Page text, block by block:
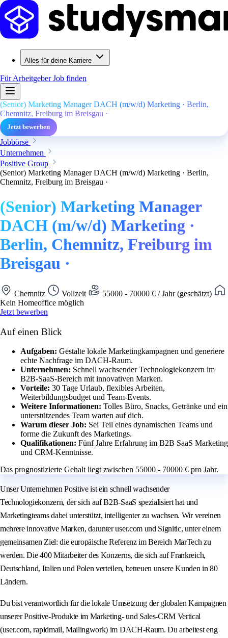
Alles für deine Karriere
Für ArbeitgeberJob finden
(Senior) Marketing Manager DACH (m/w/d) Marketing · Berlin,
Chemnitz, Freiburg im Breisgau ·
Jetzt bewerben
Jobbörse
Unternehmen
Positive Group
(Senior) Marketing Manager DACH (m/w/d) Marketing · Berlin,
Chemnitz, Freiburg im Breisgau ·
(Senior) Marketing Manager
DACH (m/w/d) Marketing ·
Berlin, Chemnitz, Freiburg im
Breisgau ·
Chemnitz Vollzeit
55000 - 70000 € / Jahr (geschätzt)
Kein Homeoffice möglich
Jetzt bewerben
Auf einen Blick
Aufgaben: Gestalte lokale Marketingkampagnen und generiere
echte Nachfrage im DACH-Raum.
Unternehmen: Schnell wachsender Technologiekonzern im
B2B-SaaS-Bereich mit innovativen Marken.
Vorteile: 30 Tage Urlaub, flexibles Arbeiten,
Weiterbildungsbudget und Team-Events.
Weitere Informationen: Tolles Büro, Snacks, Getränke und ein
unterstützendes Team warten auf dich.
Warum dieser Job: Sei Teil eines dynamischen Teams und
forme die Zukunft des Marketings.
Qualifikationen: Fünf Jahre Erfahrung im B2B SaaS Marketing
und CRM-Kenntnisse.
Das prognostizierte Gehalt liegt zwischen 55000 - 70000 € pro Jahr.
Unser Unternehmen Positive ist ein schnell wachsender
Technologiekonzern, der sich auf B2B‑SaaS spezialisiert hat und
Marketingteams dabei unterstützt, intelligenter zu wachsen. Wir vereinen
mehrere innovative Marken, darunter user.com und Signitic, unter einem
gemeinsamen Ziel: die europäische Referenz im Bereich MarTech zu
werden. Die 400 Mitarbeiter des Konzerns, die sich auf Frankreich,
Deutschland, Italien und Polen verteilen, betreuen unsere Kunden in 80
Ländern.
Du bist verantwortlich für die lokale Umsetzung der globalen Kampagnen
unserer Positive-Produkte im Marketing‑ und Sales‑CRM Vertical
(user.com, rapidmail, Mailingwork) im DACH‑Raum. Du arbeitest eng